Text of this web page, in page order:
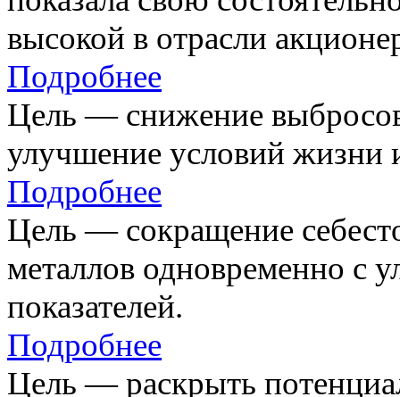
высокой в отрасли
Подробнее
Цель — снижение
улучшение условий жизни
Подробнее
Цель — сокращение
металлов одновременно с
показателей.
Подробнее
Цель — раскрыть